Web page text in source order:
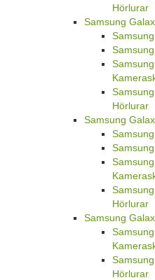
Hörlurar
Samsung
Hörlurar
Samsung
Hörlurar
Samsung
Hörlurar